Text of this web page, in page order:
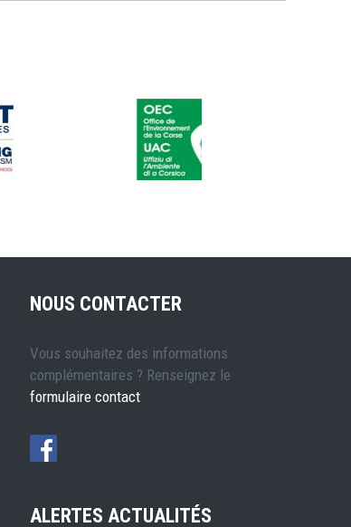
NOUS CONTACTER
Vous souhaitez des informations
complémentaires ? Renseignez le
formulaire contact
ALERTES ACTUALITÉS